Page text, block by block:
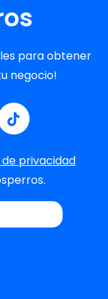
para obtener
negocio!
de privacidad